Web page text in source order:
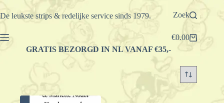
Ga
naar
De leukste strips & redelijke service sinds 1979. Zoek
Winkelwagen
€0.00
GRATIS BEZORGD IN NL VANAF €35,-